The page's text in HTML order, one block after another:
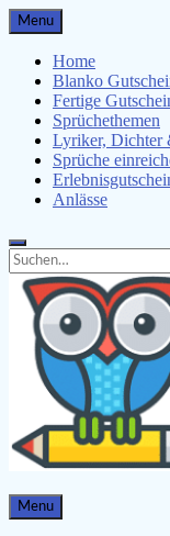
Skip
to
content
Menu
Home
Blanko
Fertige
Sprüchethemen
Lyriker, Dichter
Sprüche
Anlässe
Search
for:
Search
Gutscheinspruch.de
Gutscheinsprüche &
Menu